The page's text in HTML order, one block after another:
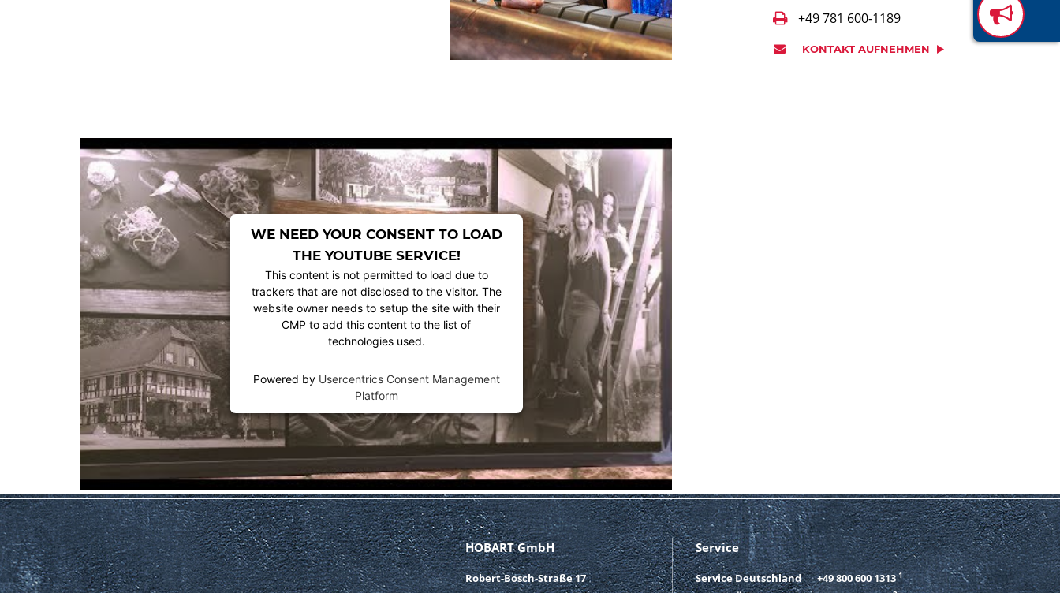
WE NEED YOUR CONSENT TO LOAD
THE YOUTUBE SERVICE!
This content is not permitted to load due to
trackers that are not disclosed to the visitor. The
website owner needs to setup the site with their
CMP to add this content to the list of
technologies used.
Powered by Usercentrics Consent Management
Platform
+49 781 600-1189
KONTAKT AUFNEHMEN
HOBART GmbH
Robert-Bosch-Straße 17
Service
Service Deutschland +49 800 600 1313 1